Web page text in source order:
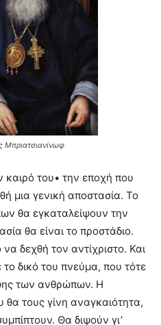
Μπριατσιανίνωφ
καιρό του• την εποχή που
μια γενική αποστασία. Το
θα εγκαταλείψουν την
θα είναι το προστάδιο.
δεχθή τον αντίχριστο. Και
δικό του πνεύμα, που τότε
των ανθρώπων. Η
θα τους γίνη αναγκαιότητα,
Θα διψούν γι’